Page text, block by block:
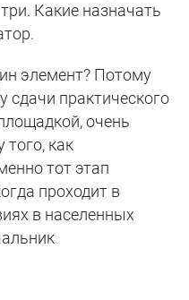
Какие назначать
элемент? Потому
сдачи практического
очень
того, как
тот этап
проходит в
в населенных